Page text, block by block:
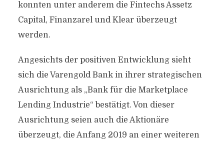
konnten unter anderem die Fintechs Assetz
Capital, Finanzarel und Klear überzeugt
werden.
Angesichts der positiven Entwicklung sieht
sich die Varengold Bank in ihrer strategischen
Ausrichtung als „Bank für die Marketplace
Lending Industrie“ bestätigt. Von dieser
Ausrichtung seien auch die Aktionäre
überzeugt, die Anfang 2019 an einer weiteren